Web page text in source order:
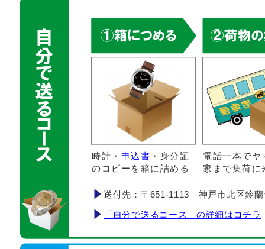
時計・ 申込書 ・身分証
のコピーを箱に詰める
電話一本でヤ
家まで集荷に
送付先：〒651-1113 神戸市北区鈴
「自分で送るコース」の詳細はコチラ